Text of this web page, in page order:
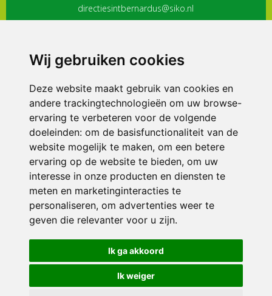
Wij gebruiken cookies
Deze website maakt gebruik van cookies en
andere trackingtechnologieën om uw browse-
ervaring te verbeteren voor de volgende
doeleinden: om de basisfunctionaliteit van de
website mogelijk te maken, om een betere
ervaring op de website te bieden, om uw
interesse in onze producten en diensten te
meten en marketinginteracties te
personaliseren, om advertenties weer te
geven die relevanter voor u zijn.
Ik ga akkoord
Ik weiger
directiesintbernardus@siko.nl
3116 JB
ONDERDEEL VAN
© 2026 Sint Bernardus | Alle rechten voorbehouden
Privacy policy|Disclaimer| Klachtenregeling|RSIN en Anbi
voorkeuren
Crealisatie The MindOffice